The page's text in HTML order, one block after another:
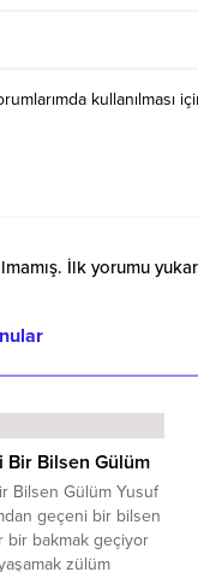
kullanılması
İlk yorumu
Bir Bilsen Gülüm
Bilsen Gülüm Yusuf
geçeni bir bilsen
bir bakmak geçiyor
zülüm